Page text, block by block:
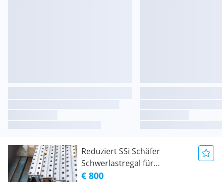
Reduziert SSi Schäfer
Schwerlastregal für
Holzlagerung oder Reifen
€ 800